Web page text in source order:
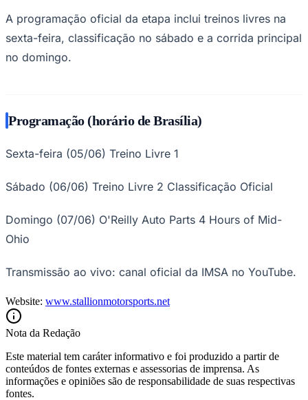
São Paulo
A programação oficial da etapa inclui treinos livres na
sexta-feira, classificação no sábado e a corrida principal
no domingo.
Programação (horário de Brasília)
Sexta-feira (05/06) Treino Livre 1
Sábado (06/06) Treino Livre 2 Classificação Oficial
Domingo (07/06) O'Reilly Auto Parts 4 Hours of Mid-
Ohio
Transmissão ao vivo: canal oficial da IMSA no YouTube.
Website: www.stallionmotorsports.net
Nota da Redação
Este material tem caráter informativo e foi produzido a partir de
conteúdos de fontes externas e assessorias de imprensa. As
informações e opiniões são de responsabilidade de suas respectivas
fontes.